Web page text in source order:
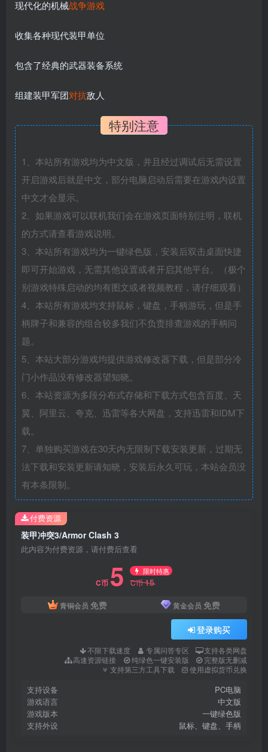
现代化的机械战争游戏
收集各种现代装甲单位
包含了经典的武器装备系统
组建装甲军团对抗敌人
特别注意
1、本站所有游戏均为中文版，并且经过调试后无需设置
开启游戏后就是中文，部分电脑启动后需要在游戏内设置
中文才会显示。
2、如果游戏可以联机我们会在游戏页面特别注明，联机
的方式请查看游戏说明。
3、本站所有游戏均为一键绿色版，安装后双击桌面快捷
即可开始游戏，无需其他设置或者开启其他平台。（极个
别游戏特殊启动的均有图文或者视频教程，请仔细观看）
4、本站所有游戏均支持鼠标，键盘，手柄游玩，但是手
柄牌子和兼容的组合较多我们不负责排查游戏的手柄问
题。
5、本站大部分游戏均提供游戏修改器下载，但是部分冷
门小作品没有修改器望知晓。
6、本站资源为多段分布式存储和下载方式包含百度、天
翼、阿里云、夸克、迅雷等各大网盘，支持迅雷和IDM下
载。
7、单独购买游戏在30天内无限制下载安装更新，过期无
法下载和安装更新请知晓，安装后永久可玩，本站会员没
有本条限制。
装甲冲突3/Armor Clash 3
此内容为付费资源，请付费后查看
C币 5 限时特惠
C币15
青铜会员 免费 黄金会员 免费
登录购买
不限下载速度 专属问答专区
支持各类网盘
高速资源链接
纯绿色一键安装版
完整版无删减
支持第三方工具下载
使用虚拟货币兑换
支持设备
PC电脑
游戏语言
中文版
游戏版本
一键绿色版
支持外设
鼠标、键盘、手柄
付费资源